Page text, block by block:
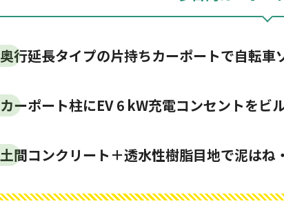
奥行延長タイプの片持ちカーポートで自転車
カーポート柱にEV 6 kW充電コンセントをビ
土間コンクリート＋透水性樹脂目地で泥はね